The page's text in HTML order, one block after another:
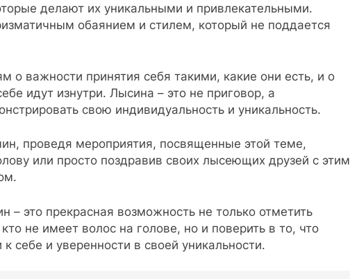
делают их уникальными и привлекательными.
обаянием и стилем, который не поддается
о важности принятия себя такими, какие они есть, и о
идут изнутри. Лысина – это не приговор, а
свою индивидуальность и уникальность.
проведя мероприятия, посвященные этой теме,
или просто поздравив своих лысеющих друзей с этим
это прекрасная возможность не только отметить
не имеет волос на голове, но и поверить в то, что
себе и уверенности в своей уникальности.